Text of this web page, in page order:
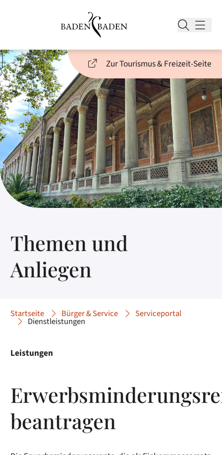
Zur Tourismus & Freizeit-Seite
Themen und
Anliegen
Startseite Bürger & Service Serviceportal
Dienstleistungen
Leistungen
beantragen